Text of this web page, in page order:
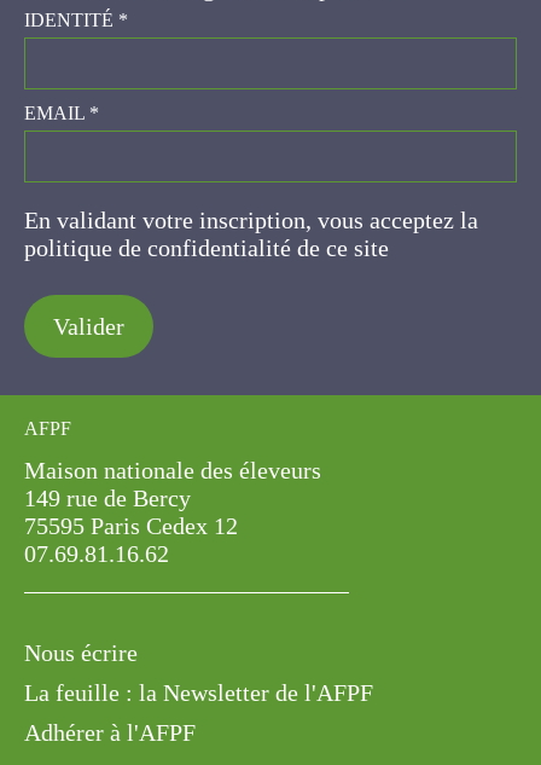
IDENTITÉ*
EMAIL*
En validant votre inscription, vous acceptez la
politique de confidentialité de ce site
Valider
AFPF
Maison nationale des éleveurs
149 rue de Bercy
75595 Paris Cedex 12
07.69.81.16.62
Nous écrire
La feuille : la Newsletter de l'AFPF
Adhérer à l'AFPF